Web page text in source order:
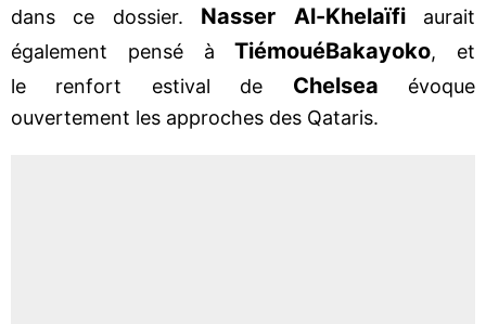
dans ce dossier. Nasser Al-Khelaïfiaurait
également pensé àTiémouéBakayoko, et
le renfort estival de Chelsea évoque
ouvertement les approches des Qataris.